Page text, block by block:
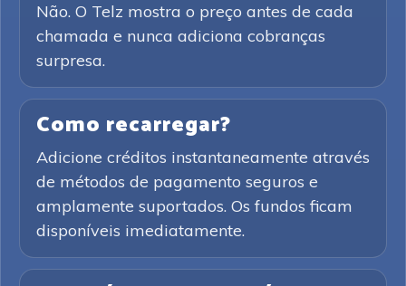
Não. O Telz mostra o preço antes de cada
chamada e nunca adiciona cobranças
surpresa.
Como recarregar?
Adicione créditos instantaneamente através
de métodos de pagamento seguros e
amplamente suportados. Os fundos ficam
disponíveis imediatamente.